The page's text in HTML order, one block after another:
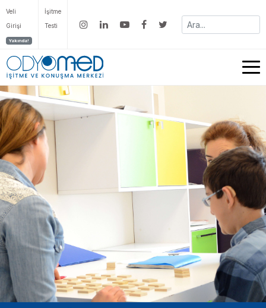
Veli
Girişi
Yakında!
İşitme
Testi